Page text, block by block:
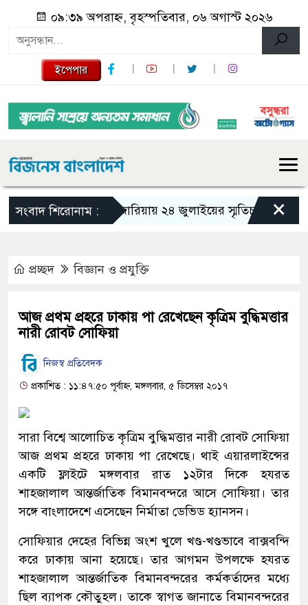
০৯:৩৯ অপরাহ্ন, বৃহস্পতিবার, ০৬ অগাস্ট ২০২৬
ইপেপার
সংবাদ শিরোনাম :গজারিয়ায় ২৪ জুলাইয়ের স্মৃতিচারণ: গুমের
×
প্রচ্ছদ বিজ্ঞান ও প্রযুক্তি
আজ প্রথম প্রহরে ঢাকায় পা রেখেছেন কৃত্রিম বুদ্ধিমত্তার
নারী রোবট সোফিয়া
নিজস্ব প্রতিবেদক
প্রকাশিত : ১১:৪৭:৫০ পূর্বাহ্ন, মঙ্গলবার, ৫ ডিসেম্বর ২০১৭
সারা বিশ্বে আলোচিত কৃত্রিম বুদ্ধিমত্তার নারী রোবট সোফিয়া
আজ প্রথম প্রহরে ঢাকায় পা রেখেছে। থাই এয়ারলাইন্সের
একটি ফ্লাইটে মঙ্গলবার রাত ১২টার দিকে হযরত
শাহজালাল আন্তর্জাতিক বিমানবন্দরে আসে সোফিয়া। তার
সঙ্গে বাংলাদেশে এসেছেন নির্মাতা ডেভিড হ্যানসন।
সোফিয়ার দেহের বিভিন্ন অংশ খুলে খণ্ড-খণ্ডভাবে বাক্সবন্দি
করে ঢাকায় আনা হয়েছে। তার আগমন উপলক্ষে হযরত
শাহজালাল আন্তর্জাতিক বিমানবন্দরের কর্মকর্তাদের মধ্যে
ছিল ব্যাপক কৌতুহল। তাকে স্বাগত জানাতে বিমানবন্দরের